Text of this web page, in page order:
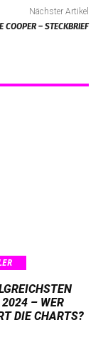
Nächster Artikel
COOPER – STECKBRIEF
– WER
DIE CHARTS?